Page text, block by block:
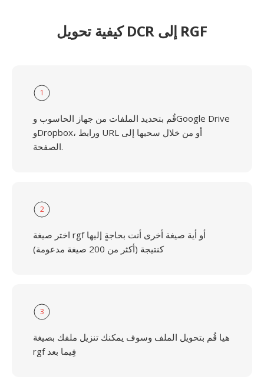
كيفية تحويل DCR إلى RGF
1
قُم بتحديد الملفات من جهاز الحاسوب وGoogle Drive
وDropbox، ورابط URL أو من خلال سحبها إلى
الصفحة.
2
اختر صيغة rgf أو أية صيغة أخرى أنت بحاجةٍ إليها
كنتيجة (أكثر من 200 صيغة مدعومة)
3
هيا قُم بتحويل الملف وسوف يمكنك تنزيل ملفك بصيغة
rgf فِيما بعد